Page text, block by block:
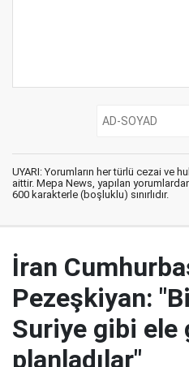
UYARI: Yorumların her türlü cezai ve
aittir. Mepa News, yapılan
600 karakterle (boşluklu) sınırlıdır.
İran
Pezeşkiyan:
Suriye gibi ele
planladılar"